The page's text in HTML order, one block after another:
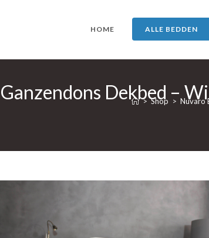
HOME ALLE BEDDEN
Dekbed –
> Shop > Nuvaro